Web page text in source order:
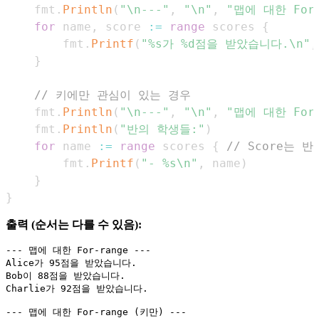
    fmt
. Println ( "\n---" , "\n" ,
"맵에 대한
for name , score := range scores
{
        fmt
. Printf ( "%s가 %d점을 받았습니다.\n"
}
// 키에만 관심이 있는 경우
    fmt
. Println ( "\n---" , "\n" ,
"맵에 대한
    fmt
. Println ( "반의 학생들:" )
for name := range scores {
// Score는 반
        fmt
. Printf ( "- %s\n" , name )
}
}
출력 (순서는 다를 수 있음):
--- 맵에 대한 For-range ---
Alice가 95점을 받았습니다.
Bob이 88점을 받았습니다.
Charlie가 92점을 받았습니다.
--- 맵에 대한 For-range (키만) ---